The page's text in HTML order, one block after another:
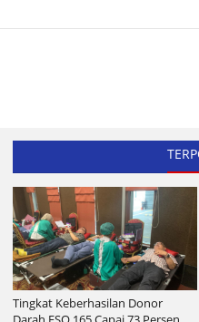
Tingkat Keberhasilan Donor